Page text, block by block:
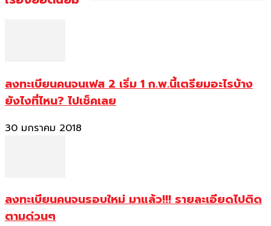
ลงทะเบียนคนจนเฟส 2 เริ่ม 1 ก.พ.นี้เตรียมอะไรบ้าง
ยังไงที่ไหน? ไปเช็คเลย
30 มกราคม 2018
ลงทะเบียนคนจนรอบใหม่ มาแล้ว!!! รายละเอียดไปติด
ตามด่วนๆ